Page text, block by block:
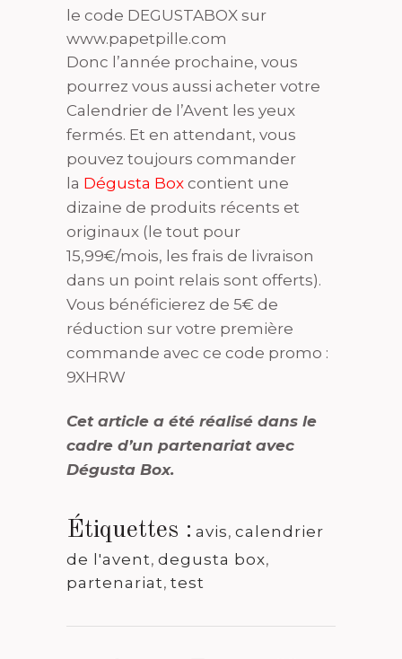
le code DEGUSTABOX sur
www.papetpille.com
Donc l’année prochaine, vous
pourrez vous aussi acheter votre
Calendrier de l’Avent les yeux
fermés. Et en attendant, vous
pouvez toujours commander
la Dégusta Box contient une
dizaine de produits récents et
originaux (le tout pour
15,99€/mois, les frais de livraison
dans un point relais sont offerts).
Vous bénéficierez de 5€ de
réduction sur votre première
commande avec ce code promo :
9XHRW
Cet article a été réalisé dans le
cadre d’un partenariat avec
Dégusta Box.
Étiquettes : avis, calendrier
de l'avent, degusta box,
partenariat, test